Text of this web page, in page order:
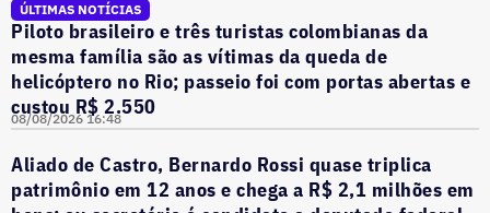
ÚLTIMAS NOTÍCIAS
Piloto brasileiro e três turistas colombianas da
mesma família são as vítimas da queda de
helicóptero no Rio; passeio foi com portas abertas e
custou R$ 2.550
08/08/2026 16:48
Aliado de Castro, Bernardo Rossi quase triplica
patrimônio em 12 anos e chega a R$ 2,1 milhões em